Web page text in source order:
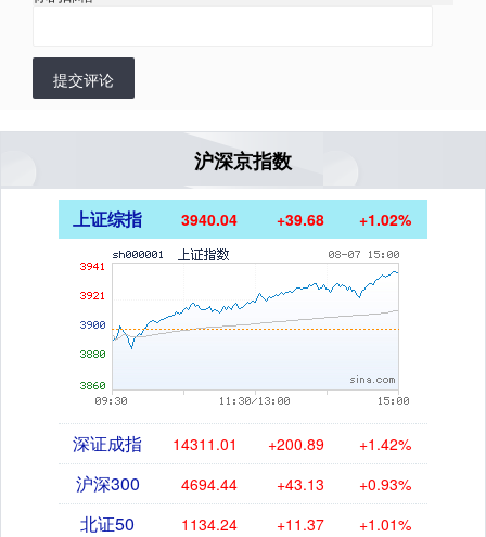
提交评论
沪深京指数
上证综指 3940.04 +39.68 +1.02%
深证成指 14311.01 +200.89 +1.42%
沪深300 4694.44 +43.13 +0.93%
北证50 1134.24 +11.37 +1.01%